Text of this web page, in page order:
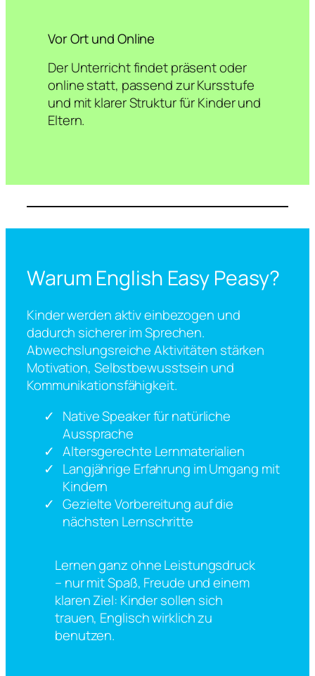
Vor Ort und Online
Der Unterricht findet präsent oder
online statt, passend zur Kursstufe
und mit klarer Struktur für Kinder und
Eltern.
Warum English Easy Peasy?
Kinder werden aktiv einbezogen und
dadurch sicherer im Sprechen.
Abwechslungsreiche Aktivitäten stärken
Motivation, Selbstbewusstsein und
Kommunikationsfähigkeit.
Native Speaker für natürliche
Aussprache
Altersgerechte Lernmaterialien
Langjährige Erfahrung im Umgang mit
Kindern
Gezielte Vorbereitung auf die
nächsten Lernschritte
Lernen ganz ohne Leistungsdruck
– nur mit Spaß, Freude und einem
klaren Ziel: Kinder sollen sich
trauen, Englisch wirklich zu
benutzen.